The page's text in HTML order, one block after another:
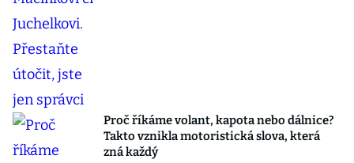
Proč říkáme volant, kapota nebo dálnice?
Takto vznikla motoristická slova, která
zná každý